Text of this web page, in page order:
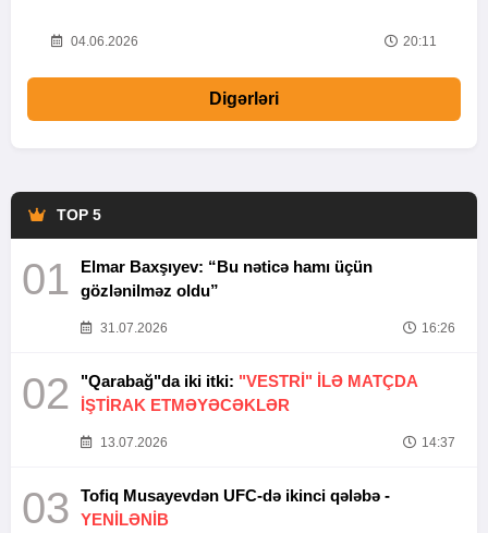
04.06.2026 20:11
Digərləri
TOP 5
01
Elmar Baxşıyev: “Bu nəticə hamı üçün
gözlənilməz oldu”
31.07.2026 16:26
02 "Qarabağ"da iki itki: "VESTRİ" İLƏ MATÇDA
İŞTİRAK ETMƏYƏCƏKLƏR
13.07.2026 14:37
03
Tofiq Musayevdən UFC-də ikinci qələbə -
YENİLƏNİB